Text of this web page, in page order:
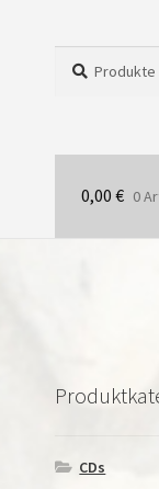
nach:
0,00 € 0
CDs